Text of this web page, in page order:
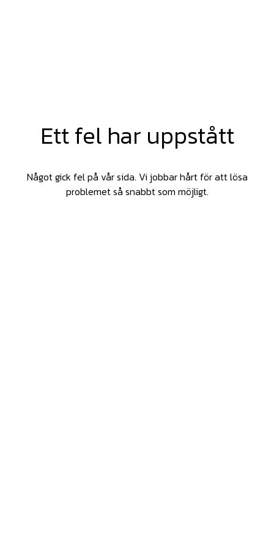
Ett fel har uppstått
Något gick fel på vår sida. Vi jobbar hårt för att lösa
problemet så snabbt som möjligt.